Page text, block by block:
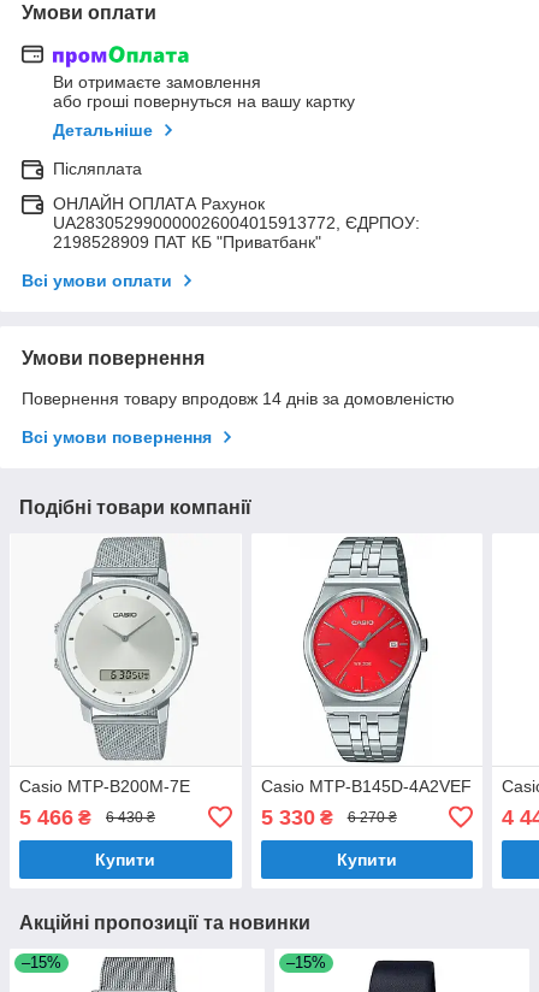
Умови оплати
Ви отримаєте замовлення
або гроші повернуться на вашу картку
Детальніше
Післяплата
ОНЛАЙН ОПЛАТА Рахунок
UA283052990000026004015913772, ЄДРПОУ:
2198528909 ПАТ КБ "Приватбанк"
Всі умови оплати
Умови повернення
Повернення товару впродовж 14 днів за домовленістю
Всі умови повернення
Подібні товари компанії
Casio MTP-B200M-7E
5 466 ₴ 6 430 ₴
Купити
Casio MTP-B145D-4A2VEF
5 330₴ 6 270 ₴
Купити
4
Акційні пропозиції та новинки
–15% –15%